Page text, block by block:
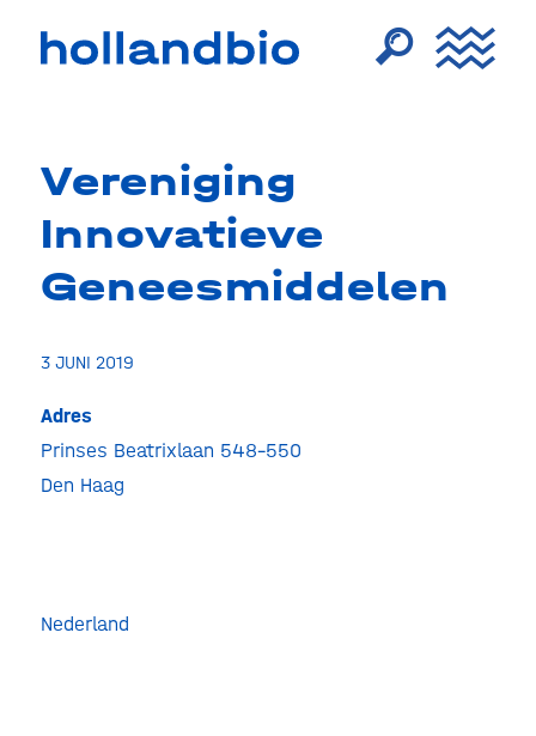
Vereniging
Innovatieve
Geneesmiddelen
3 JUNI 2019
Adres
Prinses Beatrixlaan 548-550
Den Haag
Nederland